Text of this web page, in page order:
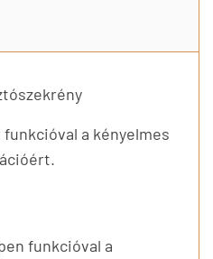
a kényelmes
funkcióval a